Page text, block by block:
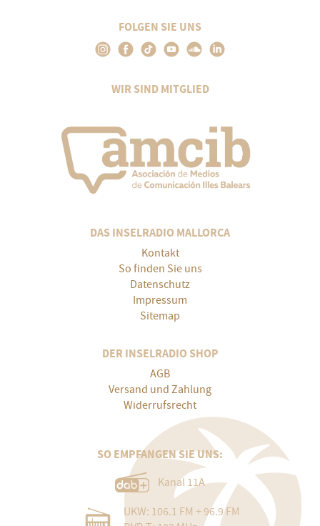
FOLGEN SIE UNS
WIR SIND MITGLIED
DAS INSELRADIO MALLORCA
Kontakt
So finden Sie uns
Datenschutz
Impressum
Sitemap
DER INSELRADIO SHOP
AGB
Versand und Zahlung
Widerrufsrecht
SO EMPFANGEN SIE UNS:
Kanal 11A
UKW: 106.1 FM + 96.9 FM